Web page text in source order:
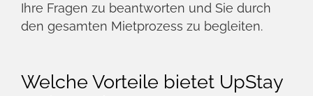
Welche Arten von
Unterkünften bietet UpStay
Langzeitmieter?